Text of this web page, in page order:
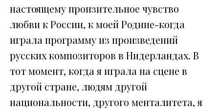
настоящему пронзительное чувство
любви к России, к моей Родине-когда
играла программу из произведений
русских композиторов в Нидерландах. В
тот момент, когда я играла на сцене в
другой стране, людям другой
национальности, другого менталитета, я